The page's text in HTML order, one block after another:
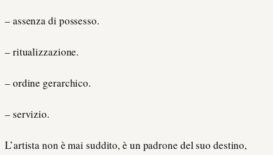
– assenza di possesso.
– ritualizzazione.
– ordine gerarchico.
– servizio.
L’artista non è mai suddito, è un padrone del suo destino,